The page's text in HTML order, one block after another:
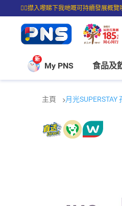
☝🏼㩒入嚟睇下我哋嘅可持續發展概覽
⭐購物滿$399即享免費送貨；滿
新
My PNS 食品及
主頁 月光